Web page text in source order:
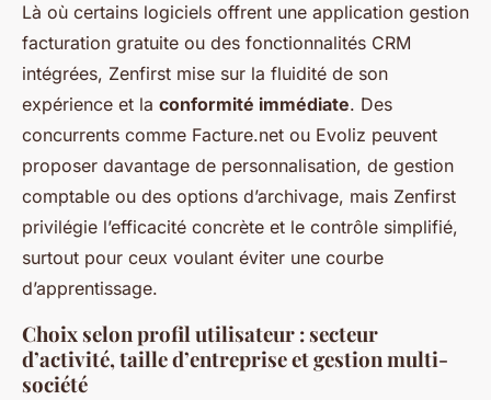
Là où certains logiciels offrent une application gestion
facturation gratuite ou des fonctionnalités CRM
intégrées, Zenfirst mise sur la fluidité de son
expérience et la conformité immédiate. Des
concurrents comme Facture.net ou Evoliz peuvent
proposer davantage de personnalisation, de gestion
comptable ou des options d’archivage, mais Zenfirst
privilégie l’efficacité concrète et le contrôle simplifié,
surtout pour ceux voulant éviter une courbe
d’apprentissage.
Choix selon profil utilisateur : secteur
d’activité, taille d’entreprise et gestion multi-
société